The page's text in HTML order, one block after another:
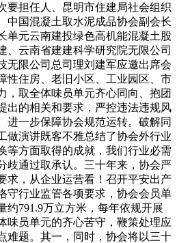
要担任人、昆明市住建局社会组织
中国混凝土取水泥成品协会副会长
单元云南建投绿色高机能混凝土股
、云南省建建科学研究院无限公司
无限公司总司理刘建军应邀出席会
性住房、老旧小区、工业园区、市
，取全体味员单元齐心同向、抱团
出的相关和要求，严控违法违规风
进一步保障协会规范运转。破解同
做演讲既客不雅总结了协会外行业
等方面取得的成就，我们行业必需
歧通过取承认。三十年来，协会严
求，从企业运营看！召开平安出产
守行业监管各项要求，协会会员单
约791.9万立方米，每年依规开展
味员单元的齐心苦守，鞭策处理应
难题。其一，同时，协会将以三十